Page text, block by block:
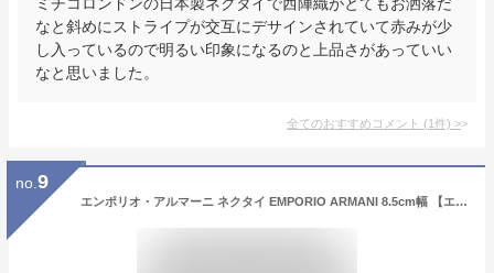
なと斜めにストライプが交互にデサインされていて赤みが少
し入っているので明るい印象になるのと上品さがあっていい
なと思いました。
全てのおすすめコメント (1件) >
no. 9
エンポリオ・アルマーニ ネクタイ EMPORIO ARMANI 8.5cm幅 【エンポリオアルマーニ ・ブランドネクタイ・ネクタイブランド】 【ブランドギフト・プレゼント・バースデー・誕生日】20代・30代・40代・50代・おしゃれ